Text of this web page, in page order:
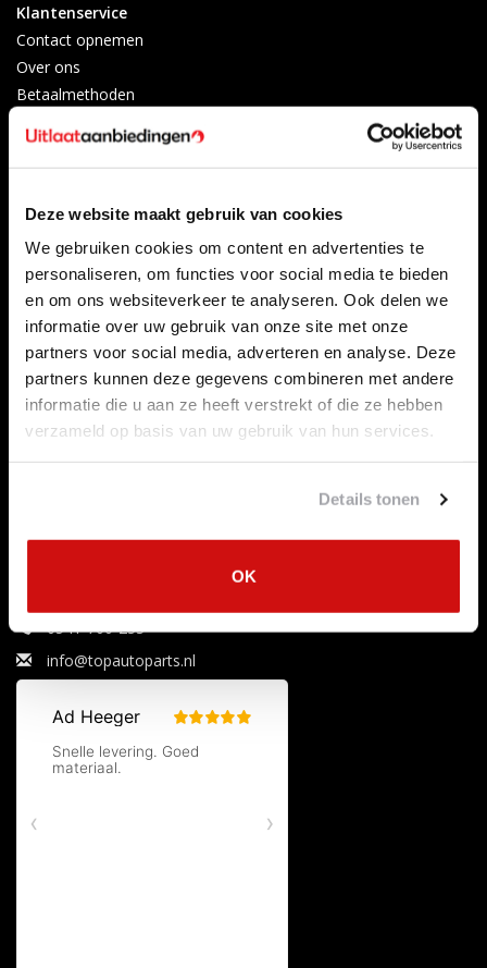
Deze website maakt gebruik van cookies
We gebruiken cookies om content en advertenties te
personaliseren, om functies voor social media te bieden
en om ons websiteverkeer te analyseren. Ook delen we
informatie over uw gebruik van onze site met onze
partners voor social media, adverteren en analyse. Deze
partners kunnen deze gegevens combineren met andere
informatie die u aan ze heeft verstrekt of die ze hebben
verzameld op basis van uw gebruik van hun services.
Details tonen
OK
Klantenservice
Contact opnemen
Over ons
Betaalmethoden
Herroepingsrecht
Privacy Policy
Verzenden & retourneren
Klachten
Garantievoorwaarden
Formulier Herroepingsrecht
Producten
Alle producten
Nieuwe producten
Aanbiedingen
Merken
Mijn account
Registreren
Mijn bestellingen
Mijn tickets
Mijn verlanglijst
Specialist in uitlaten, katalysatoren en roetfilters.
0541-700-233
info@topautoparts.nl